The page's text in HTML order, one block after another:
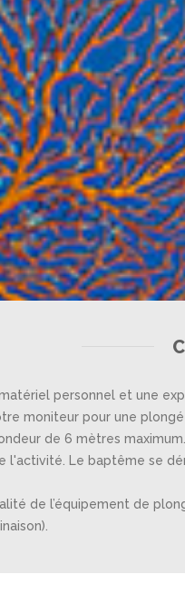
personnel et une
moniteur pour une
de 6 mètres
l'activité. Le baptême se
de l’équipement de